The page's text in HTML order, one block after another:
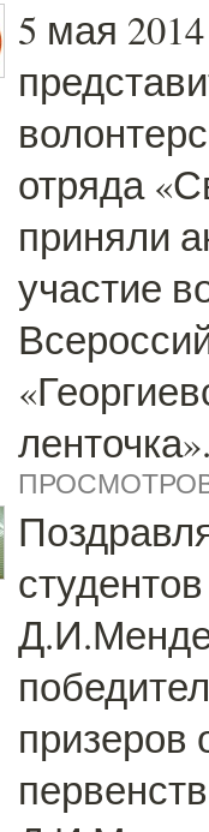
5 мая
отряда
приняли
участие
призеров